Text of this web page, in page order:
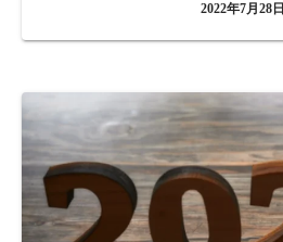
2022年7月28日